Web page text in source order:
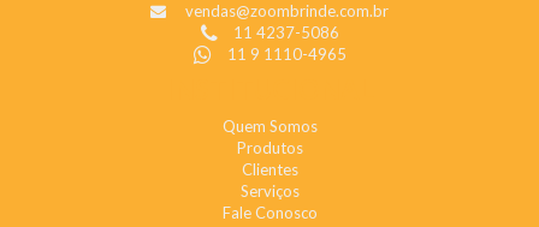
vendas@zoombrinde.com.br
11 4237-5086
11 9 1110-4965
Quem Somos
Produtos
Clientes
Serviços
Fale Conosco